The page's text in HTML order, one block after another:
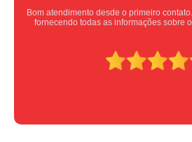
Equipe nota 10, trabalho rápido com
Super indico.